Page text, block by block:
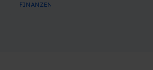
FINANZEN